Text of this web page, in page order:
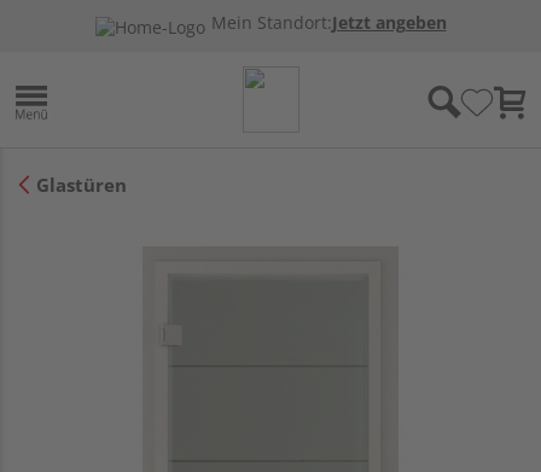
Mein Standort:Jetzt angeben
Glastüren